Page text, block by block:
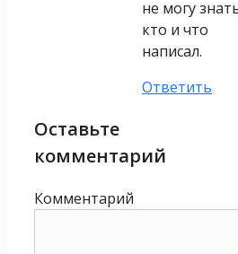
не могу
кто и что
написал.
Ответить
Оставьте
комментарий
Комментарий